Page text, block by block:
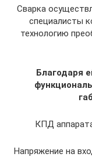
Сварка
специалисты
технологию
Благодаря
КПД
Напряжение на